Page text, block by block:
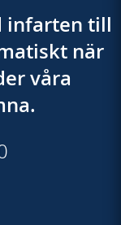
infarten till
när
våra